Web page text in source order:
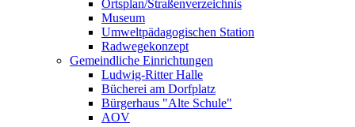
Ortsplan/Straßenverzeichnis
Museum
Umweltpädagogischen Station
Radwegekonzept
Gemeindliche Einrichtungen
Ludwig-Ritter Halle
Bücherei am Dorfplatz
Bürgerhaus "Alte Schule"
AOV